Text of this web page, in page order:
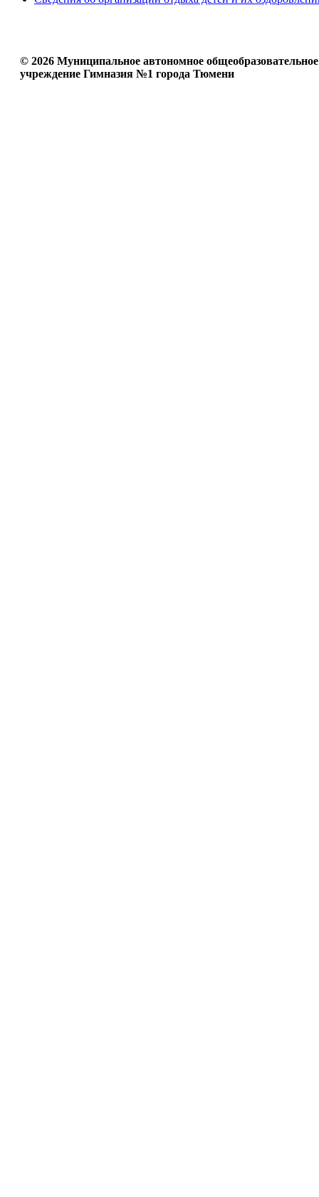
© 2026 Муниципальное автономное общеобразовательное
учреждение Гимназия №1 города Тюмени